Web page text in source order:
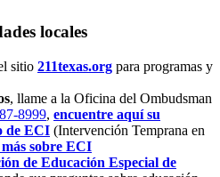
locales
sitio 211texas.org para programas y
, llame a la Oficina del Ombudsman
8999, encuentre aquí su
de ECI (Intervención Temprana en
sobre ECI
de Educación Especial de